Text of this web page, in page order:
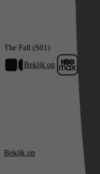
The Fall (S01)
Bekijk op
Bekijk op